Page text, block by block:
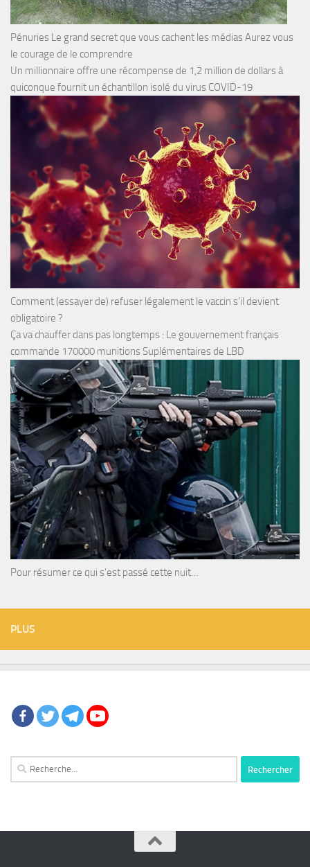
Pénuries Le grand secret que vous cachent les médias Aurez vous
le courage de le comprendre
Un millionnaire offre une récompense de 1,2 million de dollars à
quiconque fournit un échantillon isolé du virus COVID-19
Comment (essayer de) refuser légalement le vaccin s’il devient
obligatoire ?
Ça va chauffer dans pas longtemps : Le gouvernement français
commande 170000 munitions Suplémentaires de LBD
Pour résumer ce qui s’est passé cette nuit…
PLUS
Rechercher :